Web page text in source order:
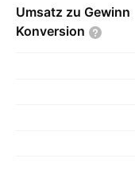
Umsatz zu Gewinn
Konversion